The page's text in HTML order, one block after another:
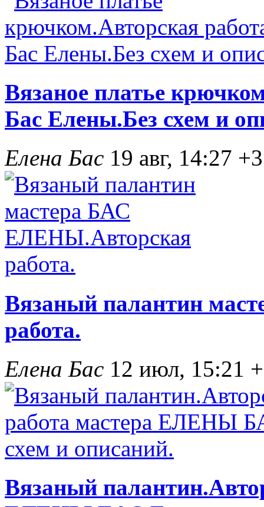
Вязаное платье
Бас Елены.Без схем и
Елена Бас 19 авг, 14:27 +3
Вязаный палантин
работа.
Елена Бас 12 июл, 15:21
Вязаный